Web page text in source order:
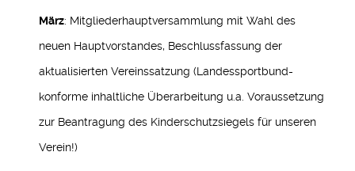
März: Mitgliederhauptversammlung mit Wahl des
neuen Hauptvorstandes, Beschlussfassung der
aktualisierten Vereinssatzung (Landessportbund-
konforme inhaltliche Überarbeitung u.a. Voraussetzung
zur Beantragung des Kinderschutzsiegels für unseren
Verein!)